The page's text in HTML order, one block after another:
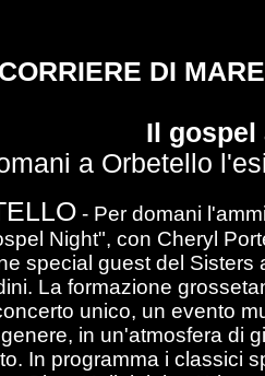
DI
Il gospel
a Orbetello
- Per domani
Night", con Cheryl
special guest del Sisters
La formazione
unico, un evento
in un'atmosfera di
In programma i classici